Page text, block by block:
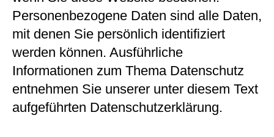
Personenbezogene Daten sind alle Daten,
mit denen Sie persönlich identifiziert
werden können. Ausführliche
Informationen zum Thema Datenschutz
entnehmen Sie unserer unter diesem Text
aufgeführten Datenschutzerklärung.